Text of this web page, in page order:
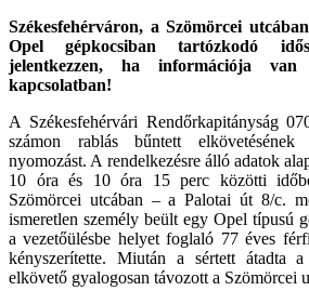
Székesfehérváron, a Szömörcei
Opel gépkocsiban tartózkodó
jelentkezzen, ha információja van
kapcsolatban!
A Székesfehérvári Rendőrkapitányság
számon rablás bűntett
nyomozást. A rendelkezésre álló adatok
10 óra és 10 óra 15 perc közötti
Szömörcei utcában – a Palotai út 8/c.
ismeretlen személy beült egy Opel típusú
a vezetőülésbe helyet foglaló 77 éves
kényszerítette. Miután a sértett átadta
elkövető gyalogosan távozott a Szömörcei